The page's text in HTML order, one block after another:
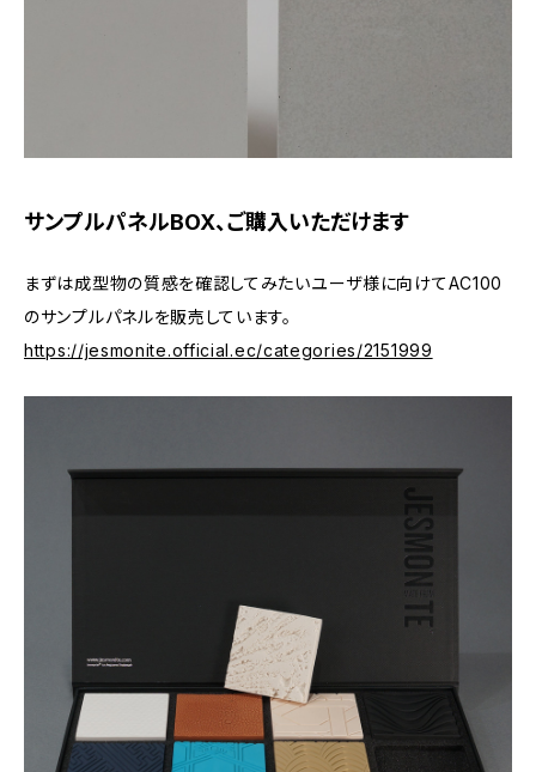
サンプルパネルBOX、ご購入いただけます
まずは成型物の質感を確認してみたいユーザ様に向けてAC100
のサンプルパネルを販売しています。
https://jesmonite.official.ec/categories/2151999